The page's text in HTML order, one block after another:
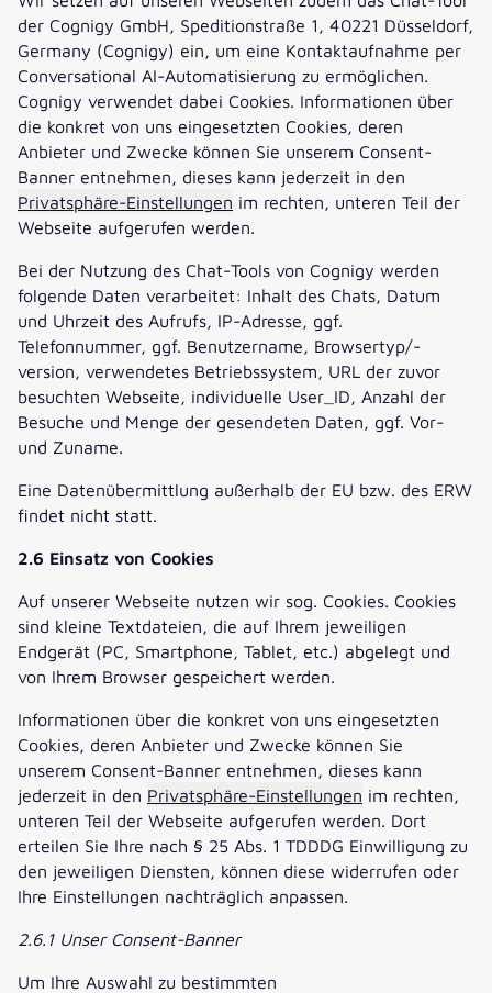
der Cognigy GmbH, Speditionstraße 1, 40221 Düsseldorf,
Germany (Cognigy) ein, um eine Kontaktaufnahme per
Conversational AI-Automatisierung zu ermöglichen.
Cognigy verwendet dabei Cookies. Informationen über
die konkret von uns eingesetzten Cookies, deren
Anbieter und Zwecke können Sie unserem Consent-
Banner entnehmen, dieses kann jederzeit in den
Privatsphäre-Einstellungen im rechten, unteren Teil der
Webseite aufgerufen werden.
Bei der Nutzung des Chat-Tools von Cognigy werden
folgende Daten verarbeitet: Inhalt des Chats, Datum
und Uhrzeit des Aufrufs, IP-Adresse, ggf.
Telefonnummer, ggf. Benutzername, Browsertyp/-
version, verwendetes Betriebssystem, URL der zuvor
besuchten Webseite, individuelle User_ID, Anzahl der
Besuche und Menge der gesendeten Daten, ggf. Vor-
und Zuname.
Eine Datenübermittlung außerhalb der EU bzw. des ERW
findet nicht statt.
2.6 Einsatz von Cookies
Auf unserer Webseite nutzen wir sog. Cookies. Cookies
sind kleine Textdateien, die auf Ihrem jeweiligen
Endgerät (PC, Smartphone, Tablet, etc.) abgelegt und
von Ihrem Browser gespeichert werden.
Informationen über die konkret von uns eingesetzten
Cookies, deren Anbieter und Zwecke können Sie
unserem Consent-Banner entnehmen, dieses kann
jederzeit in den Privatsphäre-Einstellungen im rechten,
unteren Teil der Webseite aufgerufen werden. Dort
erteilen Sie Ihre nach § 25 Abs. 1 TDDDG Einwilligung zu
den jeweiligen Diensten, können diese widerrufen oder
Ihre Einstellungen nachträglich anpassen.
2.6.1 Unser Consent-Banner
Um Ihre Auswahl zu bestimmten